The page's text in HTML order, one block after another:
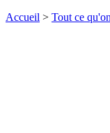
Accueil > Tout ce